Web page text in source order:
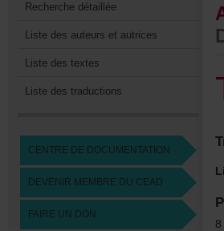
Recherchedétaillée
Listedesauteursetautrices
Listedestextes
Listedestraductions
CENTREDEDOCUMENTATION
DEVENIRMEMBREDUCEAD
FAIREUNDON